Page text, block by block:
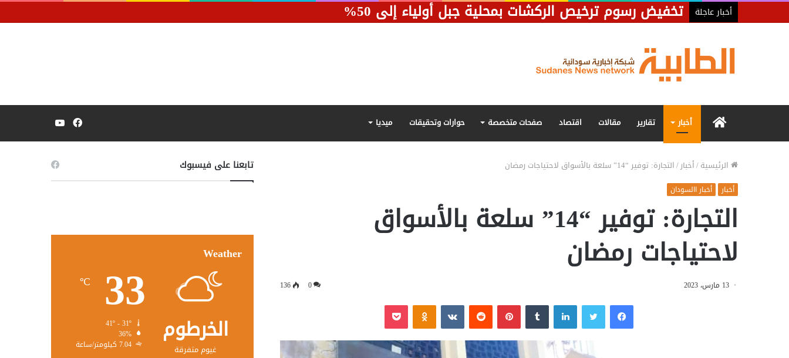
أخبار عاجلة تخفيض رسوم ترخيص الركشات بمحلية جبل أولياء إلى 50%
الرئيسيةأخبار تقارير مقالات اقتصاد صفحات متخصصة حوارات وتحقيقات ميديا فيسبوك
الرئيسية/أخبار/التجارة: توفير “14” سلعة بالأسواق لاحتياجات رمضان
أخبار أخبار االسودان
التجارة: توفير “14” سلعة بالأسواق
لاحتياجات رمضان
13 مارس، 2023 0
136
فيسبوك لينكدإن بينتيريست
تابعنا على فيسبوك
Weather
الخرطوم
غيوم متفرقة
33
℃
36%
7.04 كيلومتر/ساعة